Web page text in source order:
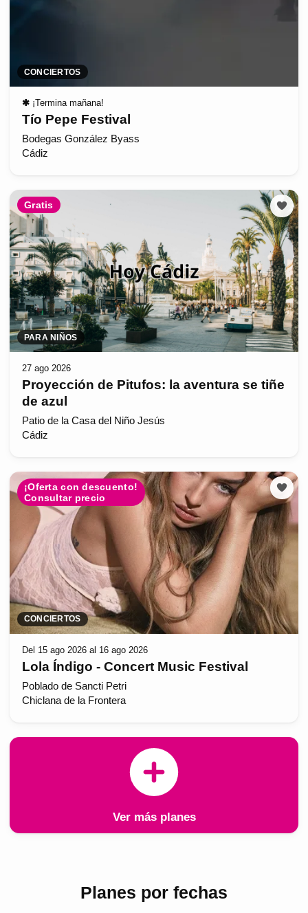
CONCIERTOS
✱ ¡Termina mañana!
Tío Pepe Festival
Bodegas González Byass
Cádiz
Gratis
PARA NIÑOS
27 ago 2026
Proyección de Pitufos: la aventura se tiñe
de azul
Patio de la Casa del Niño Jesús
Cádiz
¡Oferta con descuento!
Consultar precio
CONCIERTOS
Del 15 ago 2026 al 16 ago 2026
Lola Índigo - Concert Music Festival
Poblado de Sancti Petri
Chiclana de la Frontera
Ver más planes
Planes por fechas